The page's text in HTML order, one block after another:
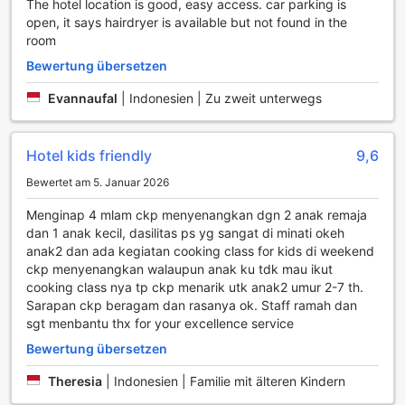
Ihre Reise konzentrieren können. Der ausgewiesene
Raucherbereich sorgt dafür, dass auch Raucher ihren Platz
finden, ohne andere Gäste zu stören.
Transportmöglichkeiten im YELLO Hotel Jemursari
Das YELLO Hotel Jemursari bietet seinen Gästen eine
Vielzahl von komfortablen Transportmöglichkeiten, die den
Aufenthalt in Surabaya noch angenehmer gestalten. Eine
Flughafentransfer, der es den Reisenden ermöglicht,
stressfrei vom und zum Flughafen zu gelangen. Dies ist
besonders vorteilhaft für Gäste, die nach einem langen Flug
eine bequeme und direkte Verbindung zu ihrem Hotel
wünschen.
Zusätzlich bietet das Hotel einen erstklassigen Valet-
Parking-Service, der den Gästen das Parken abnimmt und
ihnen mehr Zeit für die Erholung lässt. Für diejenigen, die
mit dem eigenen Fahrzeug anreisen, stehen kostenlose
Parkplätze direkt vor Ort zur Verfügung, was eine
großartige Möglichkeit ist, um die Stadt zu erkunden, ohne
sich um Parkgebühren kümmern zu müssen. Darüber
The hotel location is good, easy access. car parking is
open, it says hairdryer is available but not found in the
room
Bewertung übersetzen
Evannaufal Indonesien | Zu zweit unterwegs
Hotel kids friendly 9,6
Bewertet am 5. Januar 2026
Menginap 4 mlam ckp menyenangkan dgn 2 anak remaja
dan 1 anak kecil, dasilitas ps yg sangat di minati okeh
anak2 dan ada kegiatan cooking class for kids di weekend
ckp menyenangkan walaupun anak ku tdk mau ikut
cooking class nya tp ckp menarik utk anak2 umur 2-7 th.
Sarapan ckp beragam dan rasanya ok. Staff ramah dan
sgt menbantu thx for your excellence service
Bewertung übersetzen
Theresia Indonesien | Familie mit älteren Kindern